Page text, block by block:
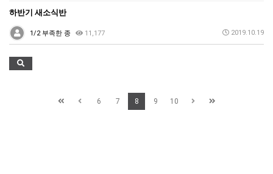
하반기 새소식반
1/2 부족한 종 11,177 2019.10.19
6 7 8 9 10